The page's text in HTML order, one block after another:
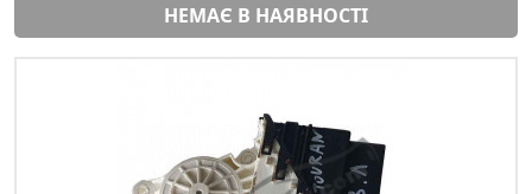
НЕМАЄ В НАЯВНОСТІ